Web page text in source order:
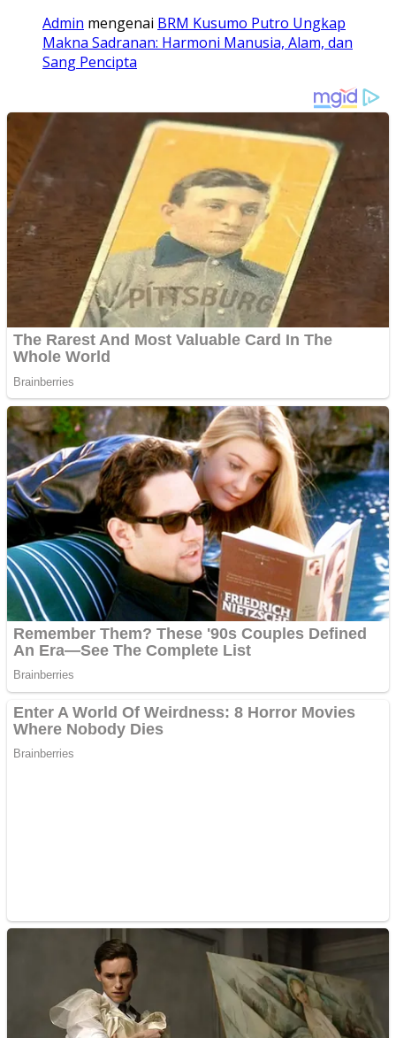
Admin mengenai BRM Kusumo Putro Ungkap
Makna Sadranan: Harmoni Manusia, Alam, dan
Sang Pencipta